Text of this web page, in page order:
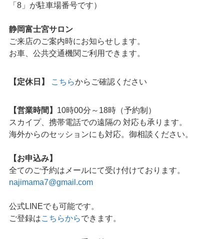
「8」が駐車場番号です）
静岡富士宮サロン
ご来店のご案内時にお知らせします。
お車、公共交通機関ご利用できます。
【定休日】 こちらからご確認ください
【営業時間】 10時00分～18時（予約制）
スカイプ、携帯電話での遠隔の 対応も承ります。
海外からのセッションにも対応。御相談ください。
【お申込み】
全てのご予約はメールにて受け付けております。
najimama7@gmail.com
公式LINEでも可能です。
ご登録はこちらからできます。